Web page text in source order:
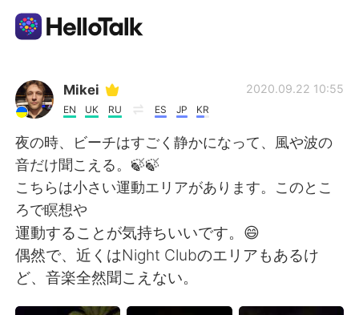
Aplikasi Pertukaran Bahasa
AI Grammar Checker
Indonesia
English 简体中文
繁體中文 Español
Mikei
EN UK RU ES JP KR
2020.09.22 10:55
夜の時、ビーチはすごく静かになって、風や波の
音だけ聞こえる。🍃🍃
こちらは小さい運動エリアがあります。このとこ
ろで瞑想や
運動することが気持ちいいです。😄
偶然で、近くはNight Clubのエリアもあるけ
ど、音楽全然聞こえない。